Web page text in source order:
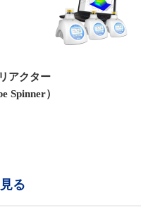
アクター
Spinner）
る